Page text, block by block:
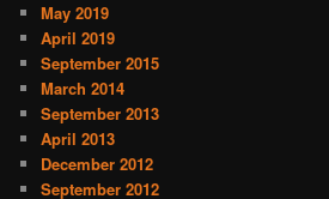
May 2019
April 2019
September 2015
March 2014
September 2013
April 2013
December 2012
September 2012